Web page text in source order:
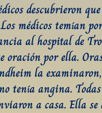
descubrieron
médicos temían
al hospital de
por ella.
la
tenía angina.
a casa. Ella